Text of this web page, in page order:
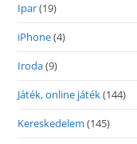
Ipar(19)
iPhone(4)
Iroda(9)
Játék, online játék(144)
Kereskedelem (145)